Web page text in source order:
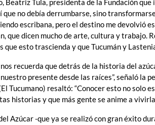
Beatriz Tula, presidenta de la Fundación
que no debía derrumbarse, sino
escribana, pero el destino me devolvió
que dicen mucho de arte, cultura y trabajo.
que esto trascienda y que Tucumán y
nos recuerda que detrás de la historia del
presente desde las raíces”, señaló la
Tucumano) resaltó: “Conocer esto no solo
historias y que más gente se anime a
Azúcar -que ya se realizó con gran éxito